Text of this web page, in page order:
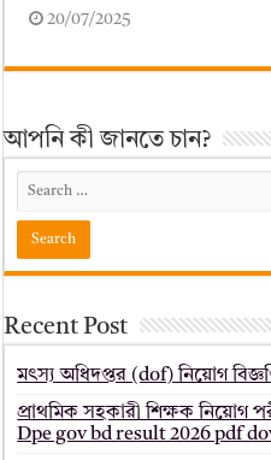
20/07/2025
আপনি কী জানতে চান?
Recent Post
মৎস্য অধিদপ্তর (dof) নিয়োগ
প্রাথমিক সহকারী শিক্ষক নিয়োগ
Dpe gov bd result 2026 pdf